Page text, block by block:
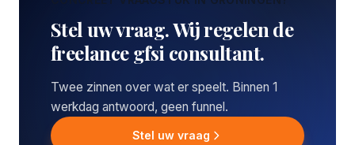
Stel uw vraag. Wij regelen de
freelance gfsi consultant.
Twee zinnen over wat er speelt. Binnen 1
werkdag antwoord, geen funnel.
Stel uw vraag